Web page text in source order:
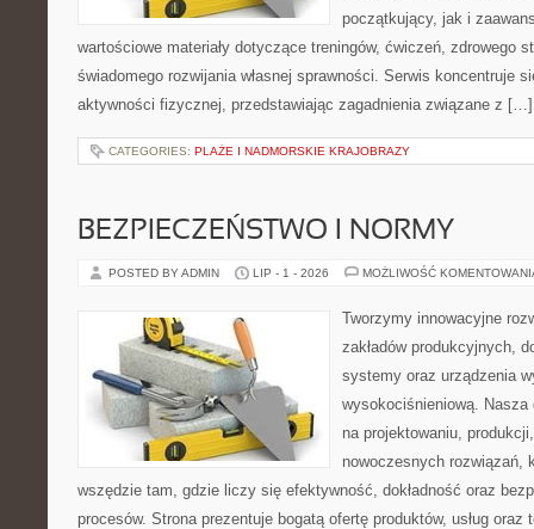
początkujący, jak i
wartościowe materiały dotyczące treningów, ćwiczeń, zdrowego
świadomego rozwijania własnej sprawności. Serwis koncentruje
aktywności fizycznej, przedstawiając zagadnienia związane z […]
CATEGORIES: PLAŻE I NADMORSKIE KRAJOBRAZY
BEZPIECZEŃSTWO I NORMY
POSTED BY ADMIN LIP - 1 - 2026 MOŻLIWOŚĆ
Tworzymy innowacyjne
zakładów produkcyjnych,
systemy oraz urządzenia
wysokociśnieniową. Nasza
na projektowaniu,
nowoczesnych rozwiązań,
wszędzie tam, gdzie liczy się efektywność, dokładność oraz
procesów. Strona prezentuje bogatą ofertę produktów, usług oraz